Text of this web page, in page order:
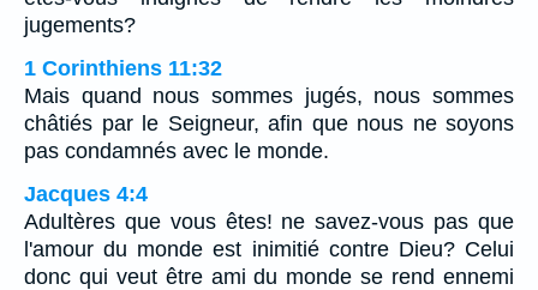
jugements?
1 Corinthiens 11:32
Mais quand nous sommes jugés, nous sommes
châtiés par le Seigneur, afin que nous ne soyons
pas condamnés avec le monde.
Jacques 4:4
Adultères que vous êtes! ne savez-vous pas que
l'amour du monde est inimitié contre Dieu? Celui
donc qui veut être ami du monde se rend ennemi